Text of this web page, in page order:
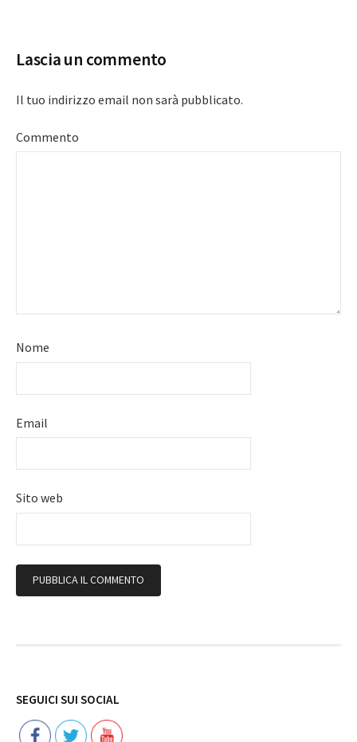
Lascia un commento
Il tuo indirizzo email non sarà pubblicato.
Commento
Nome
Email
Sito web
SEGUICI SUI SOCIAL